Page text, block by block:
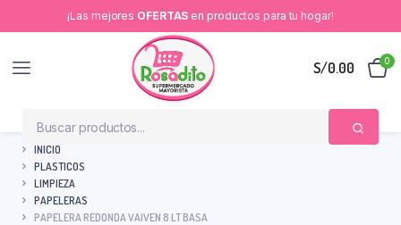
¡Las mejores OFERTAS en productos para tu hogar!
S/0.00 0
INICIO
PLASTICOS
LIMPIEZA
PAPELERAS
PAPELERA REDONDA VAIVEN 8 LT BASA